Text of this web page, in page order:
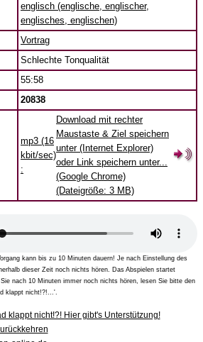
englisch (englische, englischer,
englisches, englischen)
Vortrag
Schlechte Tonqualität
55:58
20838
mp3 (16
kbit/sec)
:
Download mit rechter
Maustaste & Ziel speichern
unter (Internet Explorer)
oder Link speichern unter...
(Google Chrome)
(Dateigröße: 3 MB)
kann bis zu 10 Minuten dauern! Je nach Einstellung des
dieser Zeit noch nichts hören. Das Abspielen startet
nach 10 Minuten immer noch nichts hören, lesen Sie bitte den
klappt nicht!?!...'.
klappt nicht!?! Hier gibt's Unterstützung!